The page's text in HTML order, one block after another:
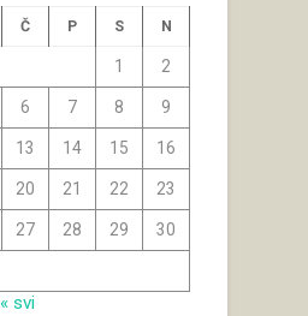
Č P S N
1 2
6 7 8 9
13 14 15 16
20 21 22 23
27 28 29 30
« svi